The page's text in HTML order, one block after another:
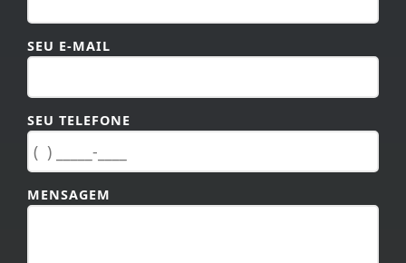
SEU E-MAIL
SEU TELEFONE
MENSAGEM